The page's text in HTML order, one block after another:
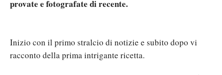
provate e fotografate di recente.
Inizio con il primo stralcio di notizie e subito dopo vi
racconto della prima intrigante ricetta.